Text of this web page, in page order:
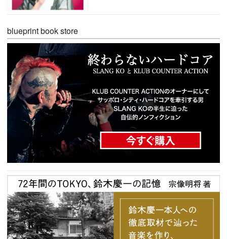
blueprint book store